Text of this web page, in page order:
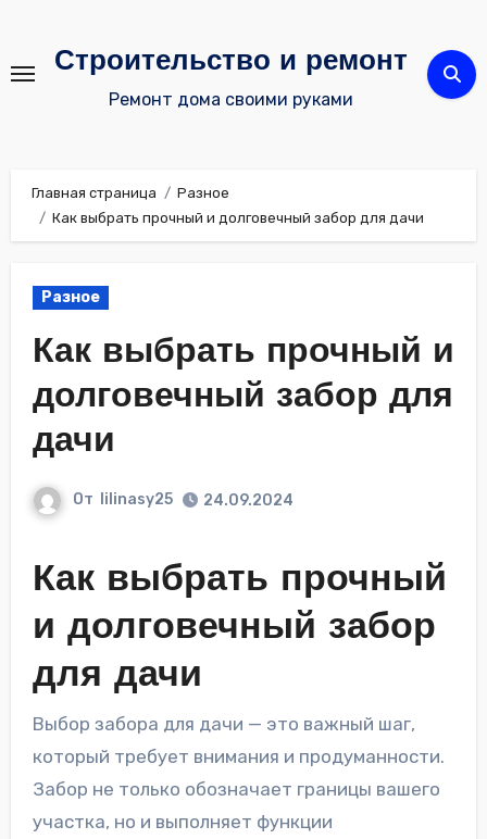
содержимому
Строительство и ремонт
Ремонт дома своими руками
Главная страница
Разное
Как выбрать прочный и долговечный забор для дачи
Разное
Как выбрать прочный и
долговечный забор для
дачи
От lilinasy25 24.09.2024
Как выбрать прочный
и долговечный забор
для дачи
Выбор забора для дачи — это важный шаг,
который требует внимания и продуманности.
Забор не только обозначает границы вашего
участка, но и выполняет функции